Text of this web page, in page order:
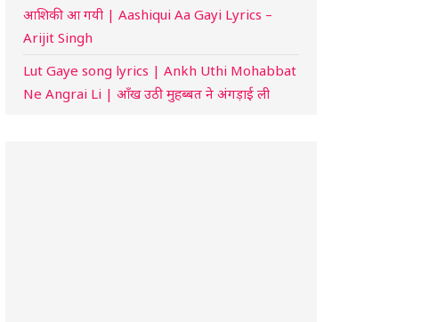
आशिकी आ गयी | Aashiqui Aa Gayi Lyrics –
Arijit Singh
Lut Gaye song lyrics | Ankh Uthi Mohabbat
Ne Angrai Li | आँख उठी मुहब्बत ने अंगड़ाई ली